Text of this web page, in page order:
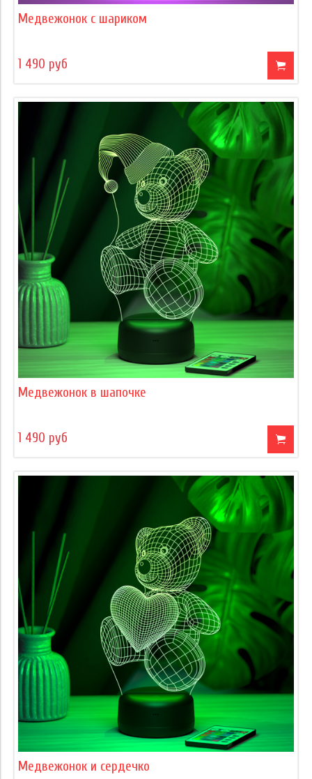
Медвежонок с шариком
1 490 руб
Медвежонок в шапочке
1 490 руб
Медвежонок и сердечко